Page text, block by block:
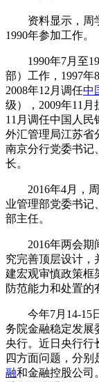
资料显示，周学
1990年参加工作。
1990年7月至
部）工作，1997年
2008年12月调任中
级），2009年11
11月调任中国人
外汇管理局江苏省
南京分行党委书记
长。
2016年4月，周
业管理部党委书记
部主任。
2016年两会期
究完善顶层设计，
建宏观审慎政策框
防范能力和处置的
今年7月14-15日
务院金融稳定发展
央行。近日央行行
四方面问题，分别
融和金融控股公司